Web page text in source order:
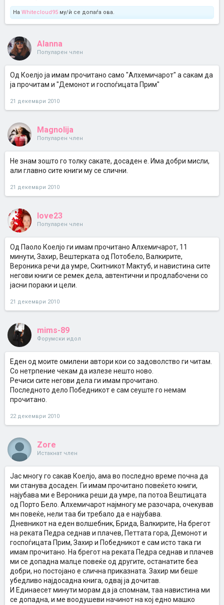
На Whitecloud95 му/ѝ се допаѓа ова.
Alanna
Популарен член
Од Коелјо ја имам прочитано само "Алхемичарот" а сакам да
ја прочитам и "Демонот и госпоѓицата Прим"
21 декември 2010
Magnolija
Популарен член
Не знам зошто го толку сакате, досаден е. Има добри мисли,
али главно сите книги му се слични.
21 декември 2010
love23
Популарен член
Од Паоло Коелјо ги имам прочитано Алхемичарот, 11
минути, Захир, Вештерката од Потобело, Валкирите,
Вероника речи да умре, Скитникот Мактуб, и навистина сите
негови книги се ремек дела, автентични и продлабочени со
јасни пораки и цели.
21 декември 2010
mims-89
Форумски идол
Еден од моите омилени автори кои со задоволство ги читам.
Со нетрпение чекам да излезе нешто ново.
Речиси сите негови дела ги имам прочитано.
Последното дело Победникот е сам сеуште го немам
прочитано.
22 декември 2010
Zore
Истакнат член
Јас многу го сакав Коелјо, ама во последно време почна да
ми станува досаден. Ги имам прочитано повеќето книги,
најубава ми е Вероника реши да умре, па потоа Вештицата
од Порто Бело. Алхемичарот најмногу ме разочара, очекував
мн повеќе, нели таа би требало да е најубава.
Дневникот на еден волшебник, Брида, Валкирите, На брегот
на реката Педра седнав и плачев, Петтата гора, Демонот и
госпоѓицата Прим, Захир и Победникот е сам исто така ги
имам прочитано. На брегот на реката Педра седнав и плачев
ми се допадна малце повеќе од другите, останатите беа
добри, но постојано е слична приказната. Захир ми беше
убедливо најдосадна книга, одвај ја дочитав.
И Единаесет минути морам да ја спомнам, таа навистина ми
се допадна, и ме воодушеви начинот на кој едно машко